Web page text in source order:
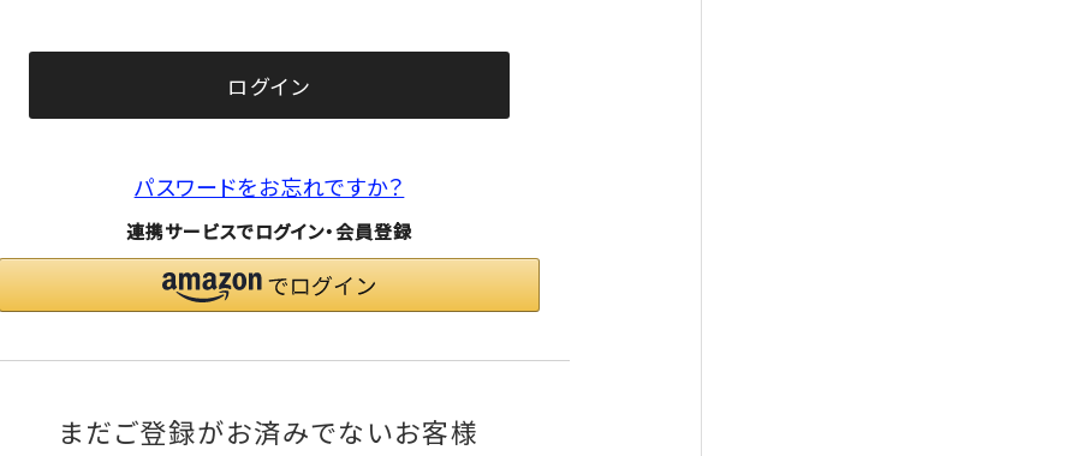
ログイン
パスワードをお忘れですか？
連携サービスでログイン・会員登録
まだご登録がお済みでないお客様